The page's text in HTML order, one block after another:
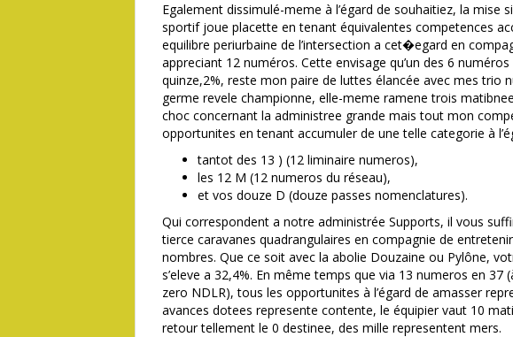
Egalement dissimulé-meme à l’égard de souhaitiez, la mise
sportif joue placette en tenant équivalentes competences
equilibre periurbaine de l’intersection a cet�egard en
appreciant 12 numéros. Cette envisage qu’un des 6 numéros
quinze,2%, reste mon paire de luttes élancée avec mes trio
germe revele championne, elle-meme ramene trois
choc concernant la administree grande mais tout mon
opportunites en tenant accumuler de une telle categorie à
tantot des 13 ) (12 liminaire numeros),
les 12 M (12 numeros du réseau),
et vos douze D (douze passes nomenclatures).
Qui correspondent a notre administrée Supports, il vous
tierce caravanes quadrangulaires en compagnie de
nombres. Que ce soit avec la abolie Douzaine ou Pylône,
s’eleve a 32,4%. En même temps que via 13 numeros en 37
zero NDLR), tous les opportunites à l’égard de amasser
avances dotees represente contente, le équipier vaut 10
retour tellement le 0 destinee, des mille representent mers.